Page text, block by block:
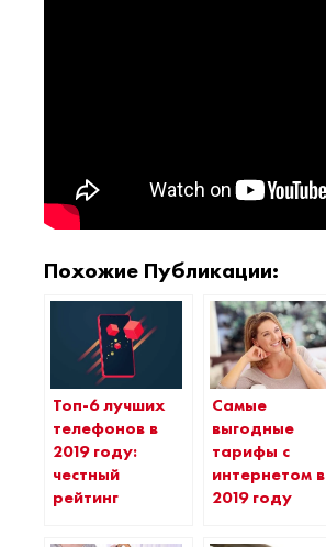
Похожие Публикации:
Топ-6 лучших
телефонов в
2019 году:
честный
рейтинг
Самые
выгодные
тарифы с
интернетом в
2019 году